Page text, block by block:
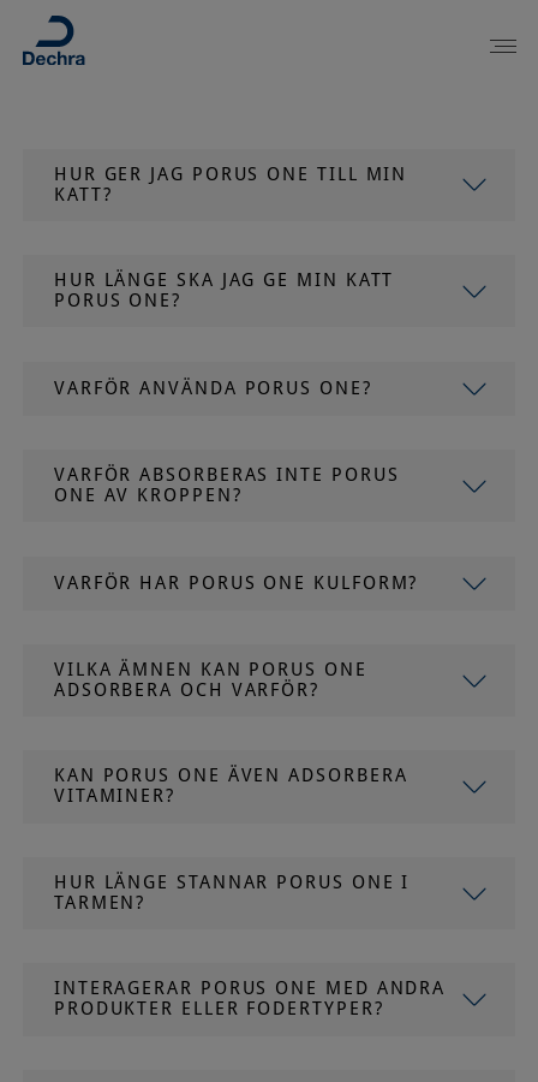
HUR GER JAG PORUS ONE TILL MIN
KATT?
HUR LÄNGE SKA JAG GE MIN KATT
PORUS ONE?
VARFÖR ANVÄNDA PORUS ONE?
VARFÖR ABSORBERAS INTE PORUS
ONE AV KROPPEN?
VARFÖR HAR PORUS ONE KULFORM?
VILKA ÄMNEN KAN PORUS ONE
ADSORBERA OCH VARFÖR?
KAN PORUS ONE ÄVEN ADSORBERA
VITAMINER?
HUR LÄNGE STANNAR PORUS ONE I
TARMEN?
INTERAGERAR PORUS ONE MED ANDRA
PRODUKTER ELLER FODERTYPER?